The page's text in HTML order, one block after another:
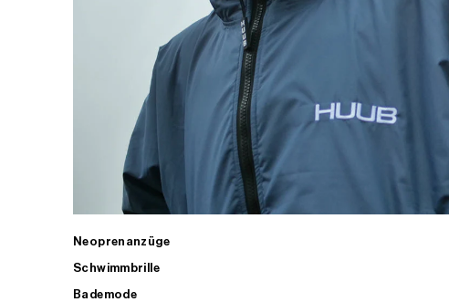
Neoprenanzüge
Schwimmbrille
Bademode